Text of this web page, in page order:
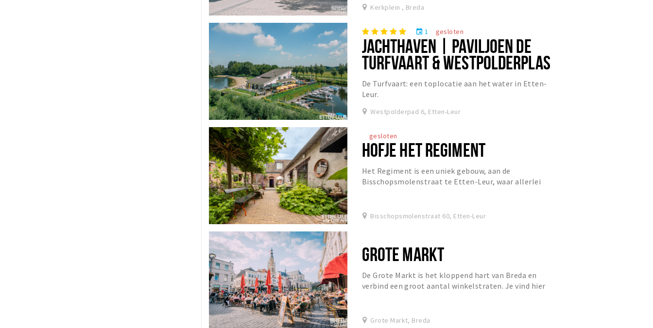
Kerkplein , Breda
event 1 gesloten
JACHTHAVEN | PAVILJOEN DE
TURFVAART & WESTPOLDERPLAS
De Turfvaart: een toplocatie aan het water in Etten-
Leur.
Westpolderpad 6, Etten-Leur
gesloten
HOFJE HET REGIMENT
Het Regiment is een uniek gebouw, aan de
Bisschopsmolenstraat te Etten-Leur, waar allerlei
Bisschopsmolenstraat 60, Etten-Leur
GROTE MARKT
De Grote Markt is het kloppend hart van Breda en
verbind een groot aantal winkelstraten. Je vind hier
Grote Markt, Breda